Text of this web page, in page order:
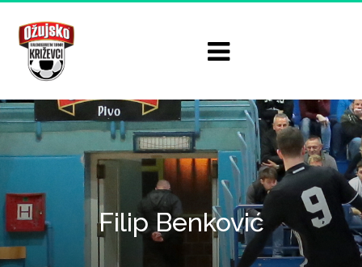
Filip Benković